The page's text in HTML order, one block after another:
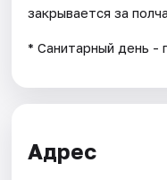
закрывается за
* Санитарный день -
Адрес